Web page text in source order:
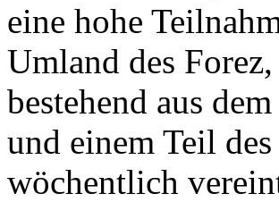
eine hohe
Umland des
bestehend aus
und einem Teil
wöchentlich